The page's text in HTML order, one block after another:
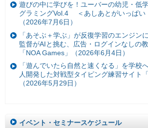
遊びの中に学びを！ユーバーの幼児・低
グラミングVol.4 ＜あしあとがいっぱい
（2026年7月6日）
「あそぶ＋学ぶ」が反復学習のエンジン
監督がAIと挑む、広告・ログインなしの
「NOA Games」（2026年6月4日）
「遊んでいたら自然と速くなる」を学校
人開発した対戦型タイピング練習サイト
（2026年5月29日）
イベント・セミナースケジュール